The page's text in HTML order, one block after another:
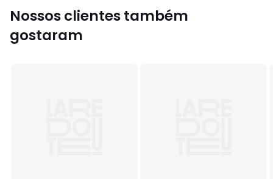
8 anos (128 cm), 10 anos (140 cm), 11 anos
(146 cm), 12 anos (152 cm), 13 anos (153 cm)
Nossos clientes também
gostaram